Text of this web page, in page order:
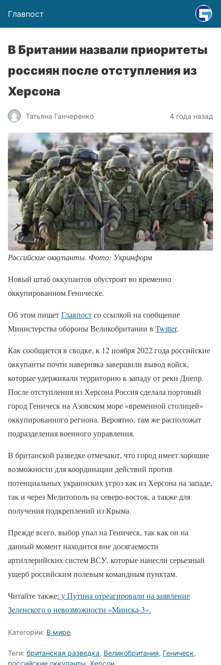
Главпост
В Британии назвали приоритеты
россиян после отступления из
Херсона
Татьяна Ганчеренко 4 года назад
Российские оккупанты. Фото: Укринформ
Новый штаб оккупантов обустроят во временно
оккупированном Геническе.
Об этом пишетГлавпостсо ссылкой на сообщение
Министерства обороны Великобритании в Twitter.
Как сообщается в сводке, к 12 ноября 2022 года российские
оккупанты почти наверняка завершили вывод войск,
которые удерживали территорию к западу от реки Днепр.
После отступления из Херсона Россия сделала портовый
город Геническ на Азовском море «временной столицей»
оккупированного региона. Вероятно, там же расположат
подразделения военного управления.
В британской разведке отмечают, что город имеет хорошие
возможности для координации действий против
потенциальных украинских угроз как из Херсона на западе,
так и через Мелитополь на северо-восток, а также для
получения подкреплений из Крыма.
Прежде всего, выбор упал на Геническ, так как он на
данный момент находится вне досягаемости
артиллерийских систем ВСУ, которые нанесли серьезный
ущерб российским полевым командным пунктам.
Читайте также: у Путина отреагировали на заявление
Зеленского о невозможности «Минска-3».
Категории: В мире
Теги: британская разведка, Великобритания, Геническ,
российские оккупанты Херсон